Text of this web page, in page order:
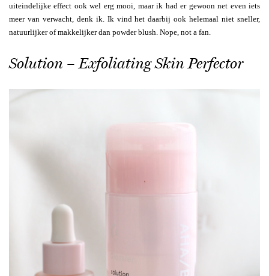
uiteindelijke effect ook wel erg mooi, maar ik had er gewoon net even iets
meer van verwacht, denk ik. Ik vind het daarbij ook helemaal niet sneller,
natuurlijker of makkelijker dan powder blush. Nope, not a fan.
Solution – Exfoliating Skin Perfector